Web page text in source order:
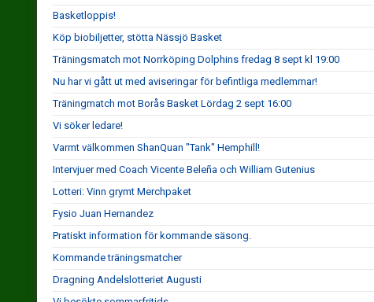
Basketloppis!
Köp biobiljetter, stötta Nässjö Basket
Träningsmatch mot Norrköping Dolphins fredag 8 sept kl 19:00
Nu har vi gått ut med aviseringar för befintliga medlemmar!
Träningmatch mot Borås Basket Lördag 2 sept 16:00
Vi söker ledare!
Varmt välkommen ShanQuan "Tank" Hemphill!
Intervjuer med Coach Vicente Beleña och William Gutenius
Lotteri: Vinn grymt Merchpaket
Fysio Juan Hernandez
Pratiskt information för kommande säsong.
Kommande träningsmatcher
Dragning Andelslotteriet Augusti